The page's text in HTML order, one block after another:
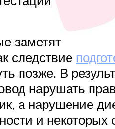
заметят
следствие
позже. В
нарушать
а нарушение
и некоторых